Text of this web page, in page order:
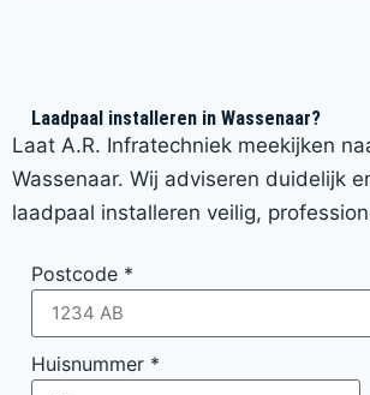
Laadpaal installeren in Wassenaar?
Laat A.R. Infratechniek meekijken
Wassenaar. Wij adviseren duidelijk
laadpaal installeren veilig,
Postcode *
Huisnummer *